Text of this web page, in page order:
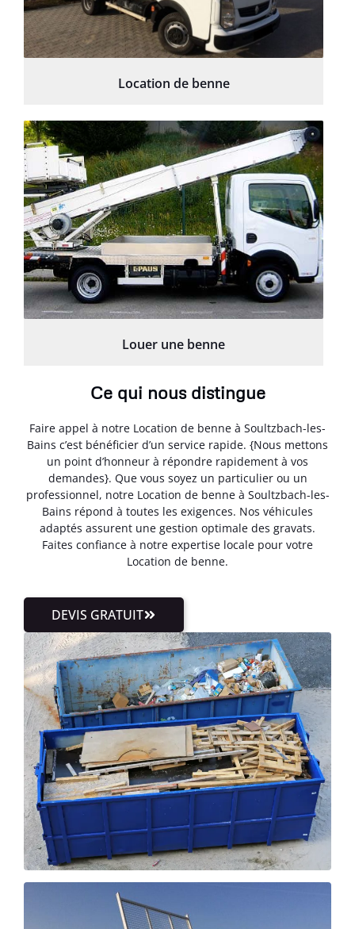
Location de benne
Louer une benne
Ce qui nous distingue
Faire appel à notre Location de benne à Soultzbach-les-
Bains c’est bénéficier d’un service rapide. {Nous mettons
un point d’honneur à répondre rapidement à vos
demandes}. Que vous soyez un particulier ou un
professionnel, notre Location de benne à Soultzbach-les-
Bains répond à toutes les exigences. Nos véhicules
adaptés assurent une gestion optimale des gravats.
Faites confiance à notre expertise locale pour votre
Location de benne.
DEVIS GRATUIT